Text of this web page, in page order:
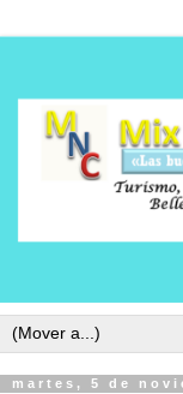
martes, 5 de